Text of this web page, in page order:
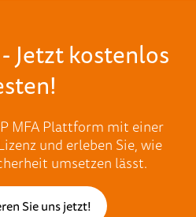
Jetzt kostenlos
MFA Plattform mit einer
und erleben Sie, wie
umsetzen lässt.
Sie uns jetzt!